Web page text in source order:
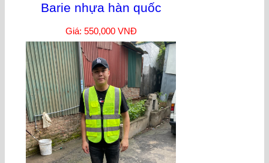
Barie nhựa hàn quốc
Giá: 550,000 VNĐ